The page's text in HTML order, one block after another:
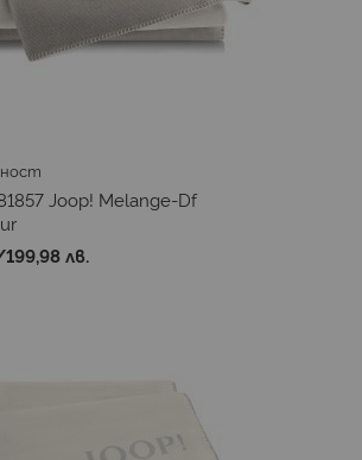
Joop! Melange-Df
199,98 лв.